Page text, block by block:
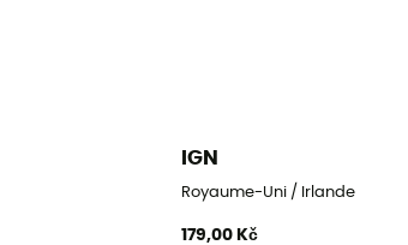
IGN
Royaume-Uni / Irlande
179,00 Kč